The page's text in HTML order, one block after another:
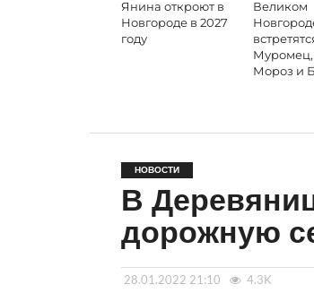
Янина откроют в
Новгороде в 2027
году
Великом
Мороз и
НОВОСТИ
В
дорожную
28.01.2022 21:10 4.3K